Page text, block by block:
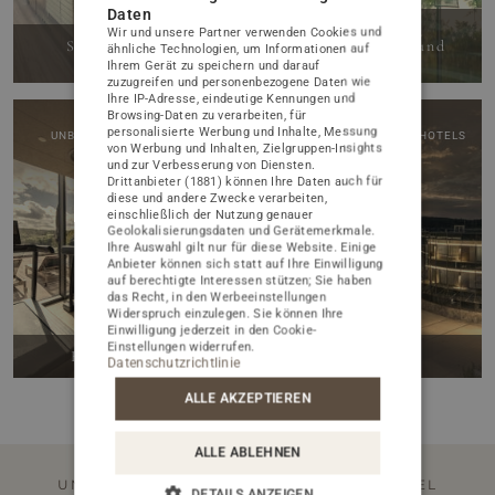
ATTRAKTIONEN
BILDERGALERIE
KONTAKT
PAKETE ZUM BESTEN PREIS
SONDERANGEBOTE
HOCHZEITEN UND FAMILIENFEIERN
HOCHZEITEN UND EMPFÄNGE
UNSERE GÄSTE ÜBER DAS HOTEL
FEEDBACK
ÜBERPRÜFEN SIE, WAS IN UNSEREM BLOG LOS IST
BLOG
WARUM WIR ÖKOLOGISCH SIND
Saunazone mit
Solewasser
Schwimmbad,
Planschbecken und
UNBEGRENZTER ZUGANG
Fitnessstudio
AUF DEM GELÄNDE DES HOTELS
UNVERZICHTBARES FÜR GÄSTE VON HOTEL
POLISH
CZECH
Daten
Wir und unsere Partner verwenden Cookies und
ähnliche Technologien, um Informationen auf
Ihrem Gerät zu speichern und darauf
zuzugreifen und personenbezogene Daten wie
Ihre IP-Adresse, eindeutige Kennungen und
Browsing-Daten zu verarbeiten, für
personalisierte Werbung und Inhalte, Messung
von Werbung und Inhalten, Zielgruppen-Insights
und zur Verbesserung von Diensten.
Drittanbieter (1881) können Ihre Daten auch für
diese und andere Zwecke verarbeiten,
einschließlich der Nutzung genauer
Geolokalisierungsdaten und Gerätemerkmale.
Ihre Auswahl gilt nur für diese Website. Einige
Anbieter können sich statt auf Ihre Einwilligung
auf berechtigte Interessen stützen; Sie haben
das Recht, in denWerbeeinstellungen
Widerspruch einzulegen. Sie können Ihre
Einwilligung jederzeit in denCookie-
Einstellungen widerrufen.
Datenschutzrichtlinie
ALLE AKZEPTIEREN
ALLE ABLEHNEN